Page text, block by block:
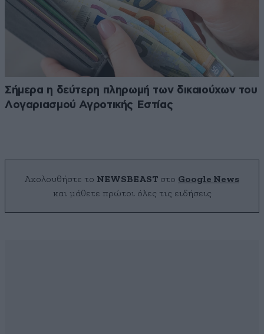
Σήμερα η δεύτερη πληρωμή των δικαιούχων του
Λογαριασμού Αγροτικής Εστίας
Ακολουθήστε το NEWSBEAST στο Google News
και μάθετε πρώτοι όλες τις ειδήσεις